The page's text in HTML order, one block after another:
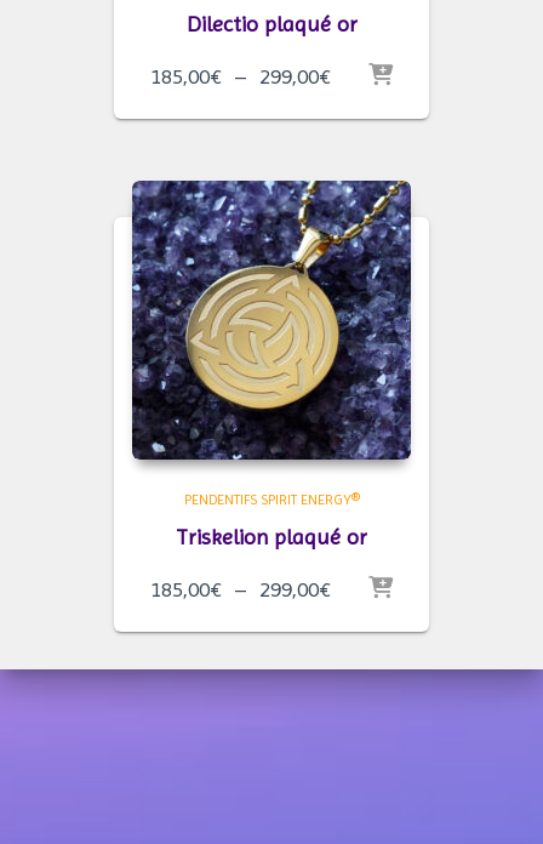
Dilectio plaqué or
185,00€ – 299,00€Plage
prix :
à
299,00€
PENDENTIFS SPIRIT ENERGY®
Triskelion plaqué or
185,00€ – 299,00€Plage
prix :
185,00€
à